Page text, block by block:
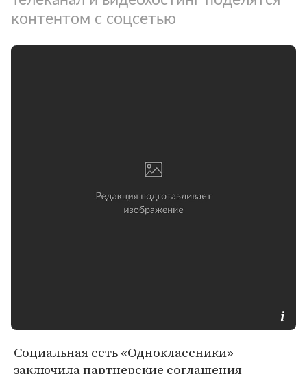
контентом с соцсетью
Социальная сеть «Одноклассники»
заключила партнерские соглашения